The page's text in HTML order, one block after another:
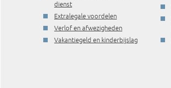
dienst
Extralegale voordelen
Verlof en afwezigheden
Vakantiegeld en kinderbijslag